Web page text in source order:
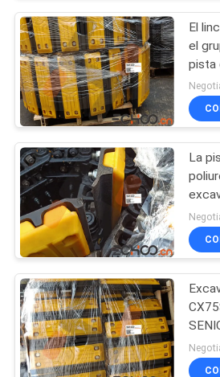
PIDA
UNA
CITA
MAPA
DEL
SITIO
PRIVACY
POLICY
Piezas
del tren de
del cargador
pista
Piezas del
aterrizaje del
dormilón
El
el
pista
alta
La
para